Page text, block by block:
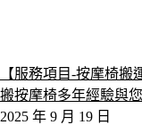
【服務項目-按摩椅
搬按摩椅多年經驗與
2025 年 9 月 19 日